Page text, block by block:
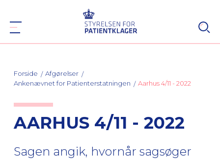
Forside
Afgørelser
Ankenævnet for Patienterstatningen
Aarhus 4/11 - 2022
AARHUS 4/11 - 2022
Sagen angik, hvornår sagsøger